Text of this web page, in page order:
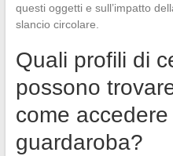
questi oggetti e sull’impatto
slancio circolare.
Quali profili di
possono
come
guardaroba?